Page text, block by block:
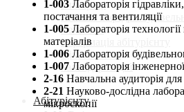
співпраці
новини кафедри
механіки
Інформація абітурієнту
Цікаві-статті
календар подій
Абітурієнту
1-003 Лабораторія
постачання та вентиляції
1-005 Лабораторія
матеріалів
1-006 Лабораторія
1-007 Лабораторія інженерної
2-16 Навчальна аудиторія
2-21 Науково-дослідна
мікроскопії